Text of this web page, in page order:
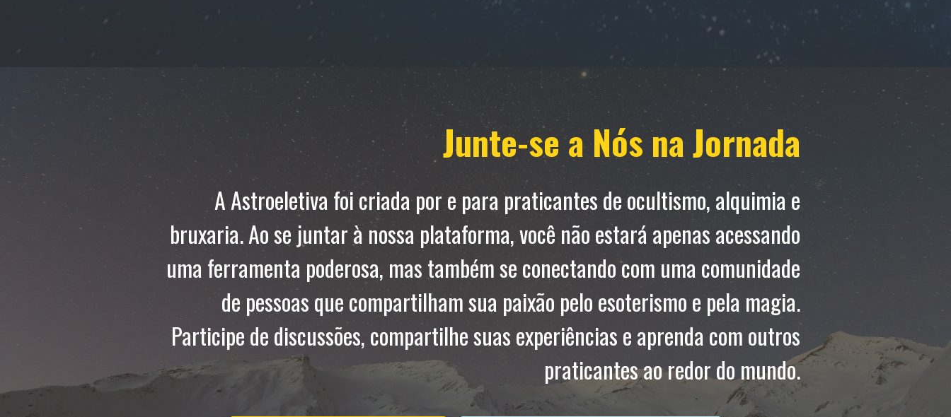
Junte-se a Nós na Jornada
A Astroeletiva foi criada por e para praticantes de ocultismo, alquimia e
bruxaria. Ao se juntar à nossa plataforma, você não estará apenas acessando
uma ferramenta poderosa, mas também se conectando com uma comunidade
de pessoas que compartilham sua paixão pelo esoterismo e pela magia.
Participe de discussões, compartilhe suas experiências e aprenda com outros
praticantes ao redor do mundo.